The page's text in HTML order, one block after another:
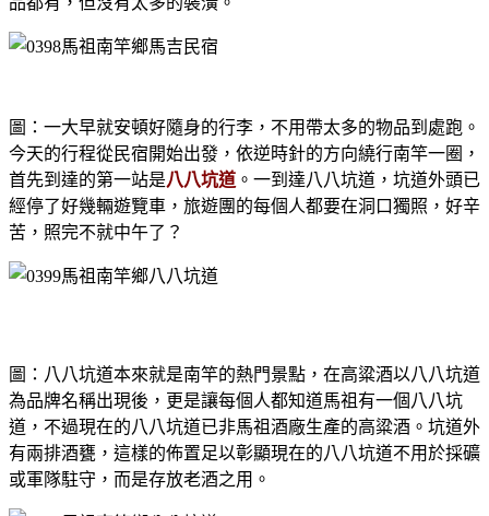
圖：一大早就安頓好隨身的行李，不用帶太多的物品到處跑。
今天的行程從民宿開始出發，依逆時針的方向繞行南竿一圈，
首先到達的第一站是八八坑道 。一到達八八坑道，坑道外頭已
經停了好幾輛遊覽車，旅遊團的每個人都要在洞口獨照，好辛
苦，照完不就中午了？
圖：八八坑道本來就是南竿的熱門景點，在高粱酒以八八坑道
為品牌名稱出現後，更是讓每個人都知道馬祖有一個八八坑
道，不過現在的八八坑道已非馬祖酒廠生產的高粱酒。坑道外
有兩排酒甕，這樣的佈置足以彰顯現在的八八坑道不用於採礦
或軍隊駐守，而是存放老酒之用。